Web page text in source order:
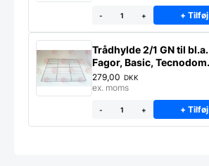
- + + Tilføj
Trådhylde 2/1 GN til bl.a.
Fagor, Basic, Tecnodom
industrikøleskabe
279,00 DKK
ex. moms
- + + Tilføj